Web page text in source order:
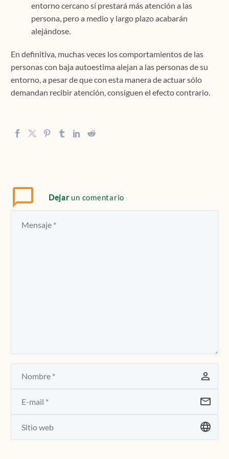
entorno cercano sí prestará más atención a las
persona, pero a medio y largo plazo acabarán
alejándose.
En definitiva, muchas veces los comportamientos de las
personas con baja autoestima alejan a las personas de su
entorno, a pesar de que con esta manera de actuar sólo
demandan recibir atención, consiguen el efecto contrario.
Dejar un comentario